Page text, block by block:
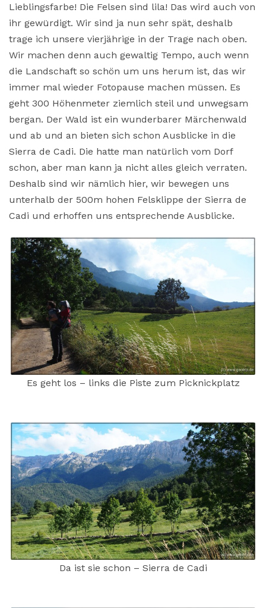
Lieblingsfarbe! Die Felsen sind lila! Das wird auch von
ihr gewürdigt. Wir sind ja nun sehr spät, deshalb
trage ich unsere vierjährige in der Trage nach oben.
Wir machen denn auch gewaltig Tempo, auch wenn
die Landschaft so schön um uns herum ist, das wir
immer mal wieder Fotopause machen müssen. Es
geht 300 Höhenmeter ziemlich steil und unwegsam
bergan. Der Wald ist ein wunderbarer Märchenwald
und ab und an bieten sich schon Ausblicke in die
Sierra de Cadi. Die hatte man natürlich vom Dorf
schon, aber man kann ja nicht alles gleich verraten.
Deshalb sind wir nämlich hier, wir bewegen uns
unterhalb der 500m hohen Felsklippe der Sierra de
Cadi und erhoffen uns entsprechende Ausblicke.
Es geht los – links die Piste zum Picknickplatz
Da ist sie schon – Sierra de Cadi